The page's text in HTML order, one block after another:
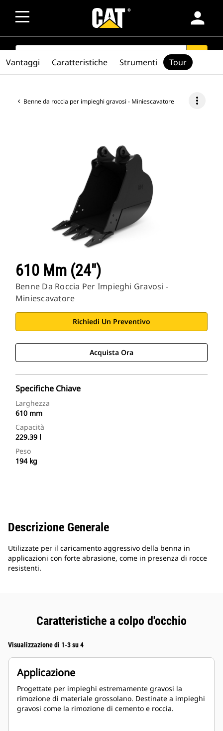
person
SEARCH search
Benne da roccia per impieghi gravosi - Miniescavatore more_vert
610 Mm (24")
Benne Da Roccia Per Impieghi Gravosi -
Miniescavatore
Richiedi Un Preventivo
Acquista Ora
Specifiche Chiave
Larghezza
610 mm
Capacità
229.39 l
Peso
194 kg
Vantaggi Caratteristiche Strumenti Tour
Descrizione Generale
Utilizzate per il caricamento aggressivo della benna in
applicazioni con forte abrasione, come in presenza di rocce
resistenti.
Caratteristiche a colpo d'occhio
Visualizzazione di 1-3 su 4
Applicazione
Progettate per impieghi estremamente gravosi la
rimozione di materiale grossolano. Destinate a impieghi
gravosi come la rimozione di cemento e roccia.